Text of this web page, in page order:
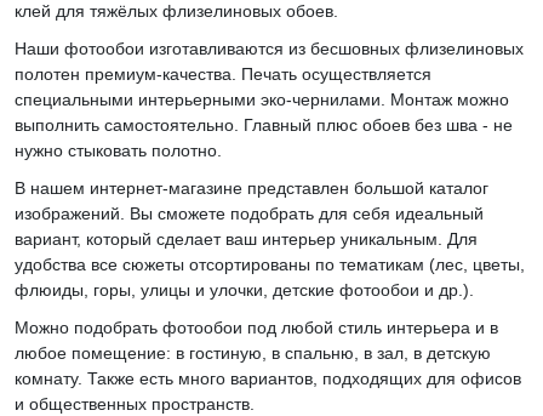
клей для тяжёлых флизелиновых обоев.
Наши фотообои изготавливаются из бесшовных флизелиновых
полотен премиум-качества. Печать осуществляется
специальными интерьерными эко-чернилами. Монтаж можно
выполнить самостоятельно. Главный плюс обоев без шва - не
нужно стыковать полотно.
В нашем интернет-магазине представлен большой каталог
изображений. Вы сможете подобрать для себя идеальный
вариант, который сделает ваш интерьер уникальным. Для
удобства все сюжеты отсортированы по тематикам (лес, цветы,
флюиды, горы, улицы и улочки, детские фотообои и др.).
Можно подобрать фотообои под любой стиль интерьера и в
любое помещение: в гостиную, в спальню, в зал, в детскую
комнату. Также есть много вариантов, подходящих для офисов
и общественных пространств.